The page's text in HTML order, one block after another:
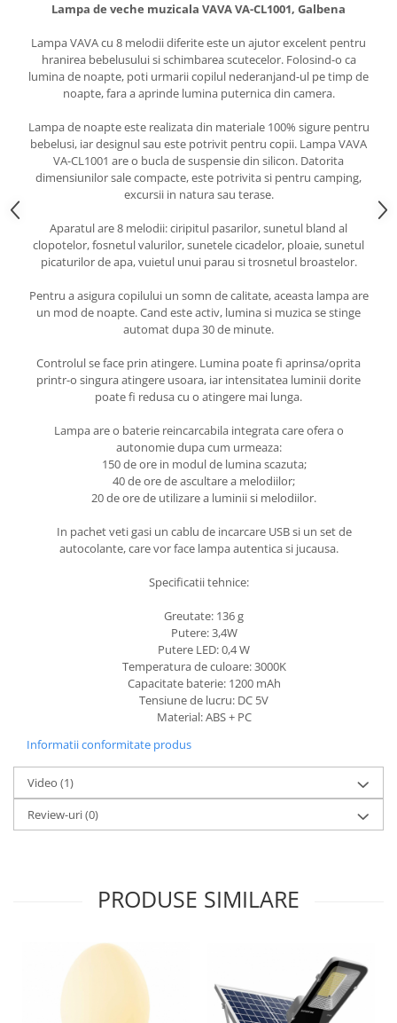
Lampa de veche muzicala VAVA VA-CL1001, Galbena
Lampa VAVA cu 8 melodii diferite este un ajutor excelent pentru
hranirea bebelusului si schimbarea scutecelor. Folosind-o ca
lumina de noapte, poti urmarii copilul nederanjand-ul pe timp de
noapte, fara a aprinde lumina puternica din camera.
Lampa de noapte este realizata din materiale 100% sigure pentru
bebelusi, iar designul sau este potrivit pentru copii. Lampa VAVA
VA-CL1001 are o bucla de suspensie din silicon. Datorita
dimensiunilor sale compacte, este potrivita si pentru camping,
excursii in natura sau terase.
Aparatul are 8 melodii: ciripitul pasarilor, sunetul bland al
clopotelor, fosnetul valurilor, sunetele cicadelor, ploaie, sunetul
picaturilor de apa, vuietul unui parau si trosnetul broastelor.
Pentru a asigura copilului un somn de calitate, aceasta lampa are
un mod de noapte. Cand este activ, lumina si muzica se stinge
automat dupa 30 de minute.
Controlul se face prin atingere. Lumina poate fi aprinsa/oprita
printr-o singura atingere usoara, iar intensitatea luminii dorite
poate fi redusa cu o atingere mai lunga.
Lampa are o baterie reincarcabila integrata care ofera o
autonomie dupa cum urmeaza:
150 de ore in modul de lumina scazuta;
40 de ore de ascultare a melodiilor;
20 de ore de utilizare a luminii si melodiilor.
In pachet veti gasi un cablu de incarcare USB si un set de
autocolante, care vor face lampa autentica si jucausa.
Specificatii tehnice:
Greutate: 136 g
Putere: 3,4W
Putere LED: 0,4 W
Temperatura de culoare: 3000K
Capacitate baterie: 1200 mAh
Tensiune de lucru: DC 5V
Material: ABS + PC
Informatii conformitate produs
Video (1)
Review-uri(0)
PRODUSE SIMILARE